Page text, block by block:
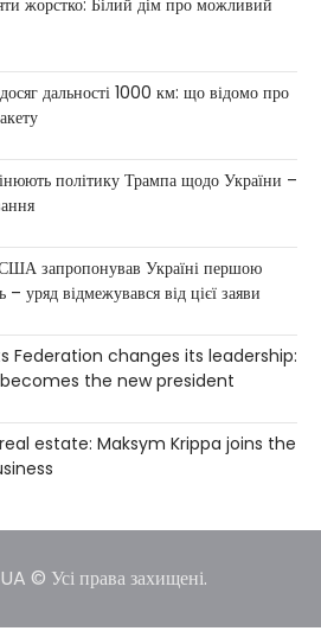
case study: Maksym Krippa
he built a business empire
Ігор April 10, 2025
2023 and early 2025, investor
Krippa acquired the Parus
center, the Ukraina…
про готовність
українськими АЕС
енергетики США Кріс Райт заявив, що
Штати “без проблем” візьмуть на себе
жорстко: Білий дім про можливий
дальності 1000 км: що відомо про
політику Трампа щодо України –
запропонував Україні першою
уряд відмежувався від цієї заяви
Federation changes its leadership:
the new president
estate: Maksym Krippa joins the
© Усі права захищені.